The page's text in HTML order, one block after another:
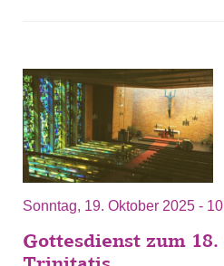
Sonntag, 19. Oktober 2025 -
Gottesdienst zum